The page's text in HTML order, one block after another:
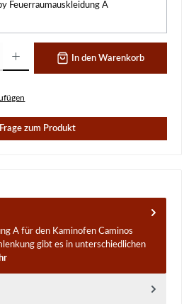
Feuerraumauskleidung A
In den Warenkorb
Frage zum Produkt
A für den Kaminofen Caminos
gibt es in unterschiedlichen